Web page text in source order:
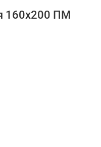
160х200 ПМ